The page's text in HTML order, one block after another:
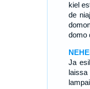
kiel
de
domo
Ja